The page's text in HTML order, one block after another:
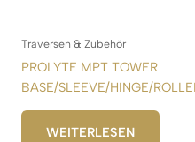
Traversen & Zubehör
PROLYTE MPT TOWER
BASE/SLEEVE/HINGE/
WEITERLESEN